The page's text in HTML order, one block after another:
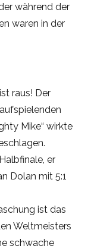
während der
waren in der
raus! Der
Mike“ wirkte
er
Dolan mit 5:1
ist das
Weltmeisters
schwache